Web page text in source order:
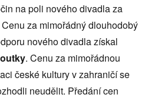
na poli nového divadla za
za mimořádný dlouhodobý
nového divadla získal
. Cenu za mimořádnou
české kultury v zahraničí se
neudělit. Předání cen